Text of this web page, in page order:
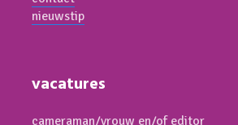
nieuwstip
vacatures
cameraman/vrouw en/of editor